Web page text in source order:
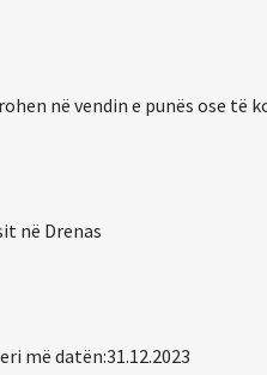
në vendin e punës ose të
në Drenas
më datën:31.12.2023